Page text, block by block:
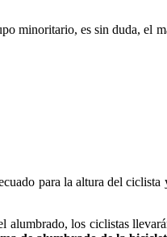
minoritario, es sin duda, el
para la altura del
los ciclistas